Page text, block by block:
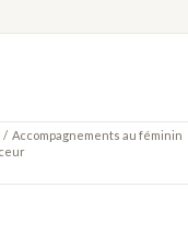
/ Accompagnements au féminin